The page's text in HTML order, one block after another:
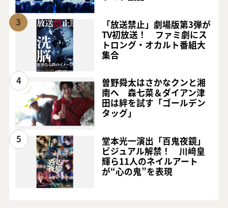
3
「放送禁止」劇場版第3弾が
TV初放送！ ファミ劇にス
トロング・オカルト番組大
集合
4
曽野舜太はさかなクンと湘
南へ 森七菜＆ダイアン津
田は絆を試す「ゴールデン
タッグ」
5
堂本光一演出「百鬼夜鏡」
ビジュアル解禁！ 川﨑皇
輝ら11人のネイルアート
が“心の鬼”を表現